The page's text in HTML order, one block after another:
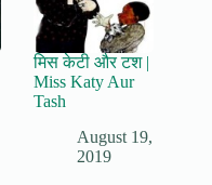
मिस केटी और टश |
Miss Katy Aur
Tash
August 19,
2019